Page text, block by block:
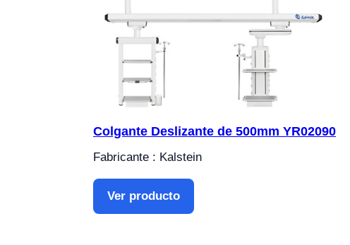
Colgante Deslizante de 500mm YR02090
Fabricante : Kalstein
Ver producto